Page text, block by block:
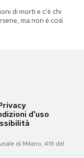
di morti e c'è chi
ma non è così
d'uso
di Milano, 419 del